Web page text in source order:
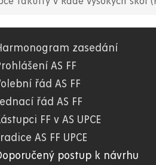
zasedání
AS FF
řád AS FF
řád AS FF
FF v AS UPCE
AS FF UPCE
postup k návrhu